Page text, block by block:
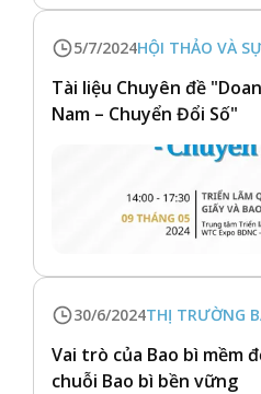
5/7/2024HỘI THẢO VÀ
Tài liệu Chuyên đề
Nam – Chuyển Đổi Số"
30/6/2024THỊ TRƯỜNG
Vai trò của Bao bì mềm
chuỗi Bao bì bền vững